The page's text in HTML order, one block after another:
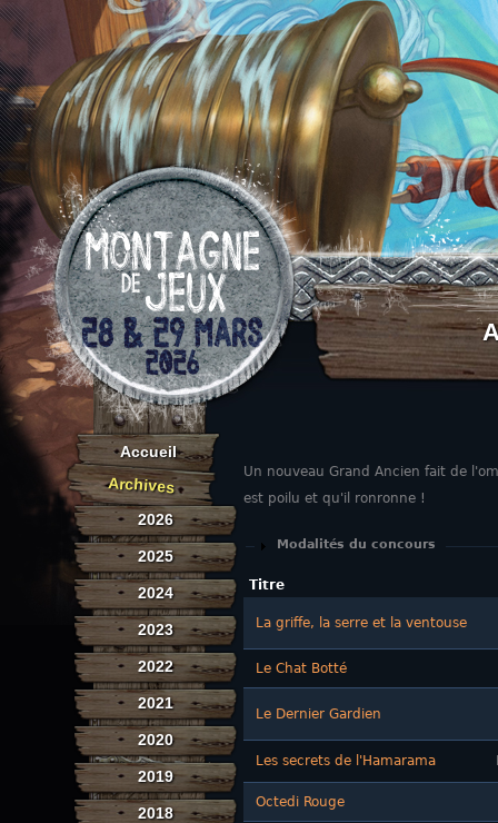
Aller au contenu
Un nouveau Grand Ancien fait de
est poilu et qu'il ronronne !
Afficher
Modalités du concours
Titre
La griffe, la serre et la ventouse
Le Chat Botté
Le Dernier Gardien
Les secrets de l'Hamarama
Octedi Rouge
Accueil
Archives
2026
2025
2024
2023
2022
2021
2020
2019
2018